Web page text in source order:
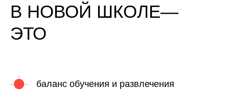
В НОВОЙ ШКОЛЕ—
ЭТО
баланс обучения и развлечения